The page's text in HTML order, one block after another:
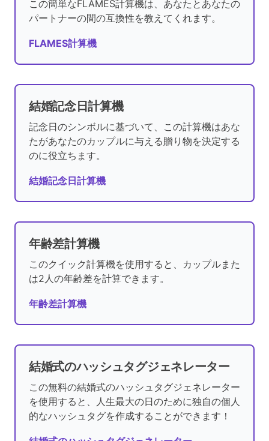
この簡単なFLAMES計算機は、あなたとあなたの
パートナーの間の互換性を教えてくれます。
FLAMES計算機
結婚記念日計算機
記念日のシンボルに基づいて、この計算機はあな
たがあなたのカップルに与える贈り物を決定する
のに役立ちます。
結婚記念日計算機
年齢差計算機
このクイック計算機を使用すると、カップルまた
は2人の年齢差を計算できます。
年齢差計算機
結婚式のハッシュタグジェネレーター
この無料の結婚式のハッシュタグジェネレーター
を使用すると、人生最大の日のために独自の個人
的なハッシュタグを作成することができます！